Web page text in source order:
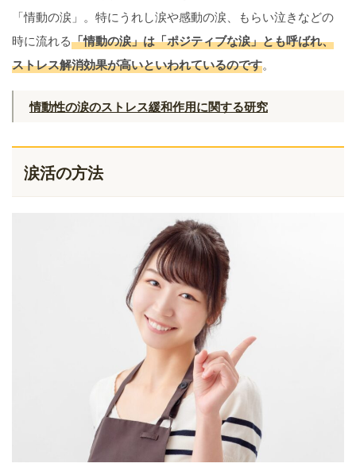
「情動の涙」。特にうれし涙や感動の涙、もらい泣きなどの
時に流れる「情動の涙」は「ポジティブな涙」とも呼ばれ、
ストレス解消効果が高いといわれているのです。
情動性の涙のストレス緩和作用に関する研究
涙活の方法